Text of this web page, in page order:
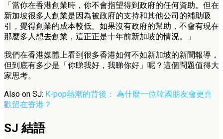
「當你在香港創業時，你不會指望得到政府的任何資助。但在
新加坡很多人創業是因為被政府的支持和其他公司的補助吸
引，覺得創業的成本較低。如果沒有政府的幫助，不會有現在
那麼多人想去創業，這正正是十年前新加坡的情況。」
我們在香港媒體上看到很多香港如何不如新加坡的新聞報導，
但到底有多少是「你睇我好，我睇你好」呢？這個問題值得大
家思考。
Also on SJ: K-pop熱潮的背後： 為什麼一位韓國朋友會更喜
歡留在香港？
SJ 結語